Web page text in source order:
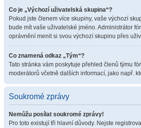
Co je „Výchozí uživatelská skupina“?
Pokud jste členem více skupiny, vaše výchozí
bude mít vaše uživatelské jméno. Administrátor
oprávnění menit si svou výchozí skupinu přes
Co znamená odkaz „Tým“?
Tato stránka vám poskytuje přehled členů týmu
moderátorů včetně dalších informací, jako např.
Soukromé zprávy
Nemůžu posílat soukromé zprávy!
Pro toto existují tři hlavní důvody. Nejste